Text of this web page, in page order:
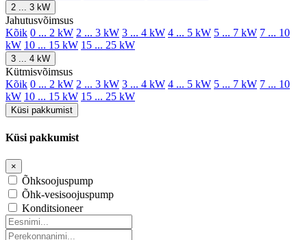
2 ... 3 kW
Jahutusvõimsus
Kõik 0 ... 2 kW 2 ... 3 kW 3 ... 4 kW 4 ... 5 kW 5 ... 7 kW 7 ... 10
kW 10 ... 15 kW 15 ... 25 kW
3 ... 4 kW
Kütmisvõimsus
Kõik 0 ... 2 kW 2 ... 3 kW 3 ... 4 kW 4 ... 5 kW 5 ... 7 kW 7 ... 10
kW 10 ... 15 kW 15 ... 25 kW
Küsi pakkumist
Küsi pakkumist
×
Õhksoojuspump
Õhk-vesisoojuspump
Konditsioneer